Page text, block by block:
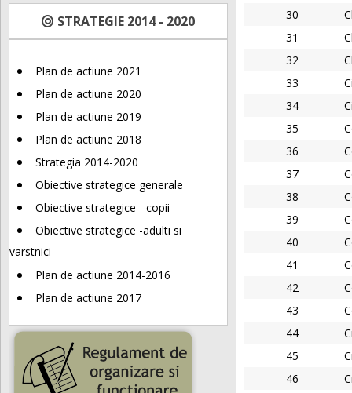
STRATEGIE 2014 - 2020
Plan de actiune 2021
Plan de actiune 2020
Plan de actiune 2019
Plan de actiune 2018
Strategia 2014-2020
Obiective strategice generale
Obiective strategice - copii
Obiective strategice -adulti si
varstnici
Plan de actiune 2014-2016
Plan de actiune 2017
30
31
32
33
34
35
36
37
38
39
40
41
42
43
44
45
46